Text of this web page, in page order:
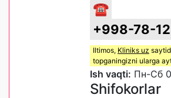
☎
+998-78-
Iltimos, Kliniks uz
topganingizni ularga
Ish vaqti: Пн-Сб
Shifokorlar